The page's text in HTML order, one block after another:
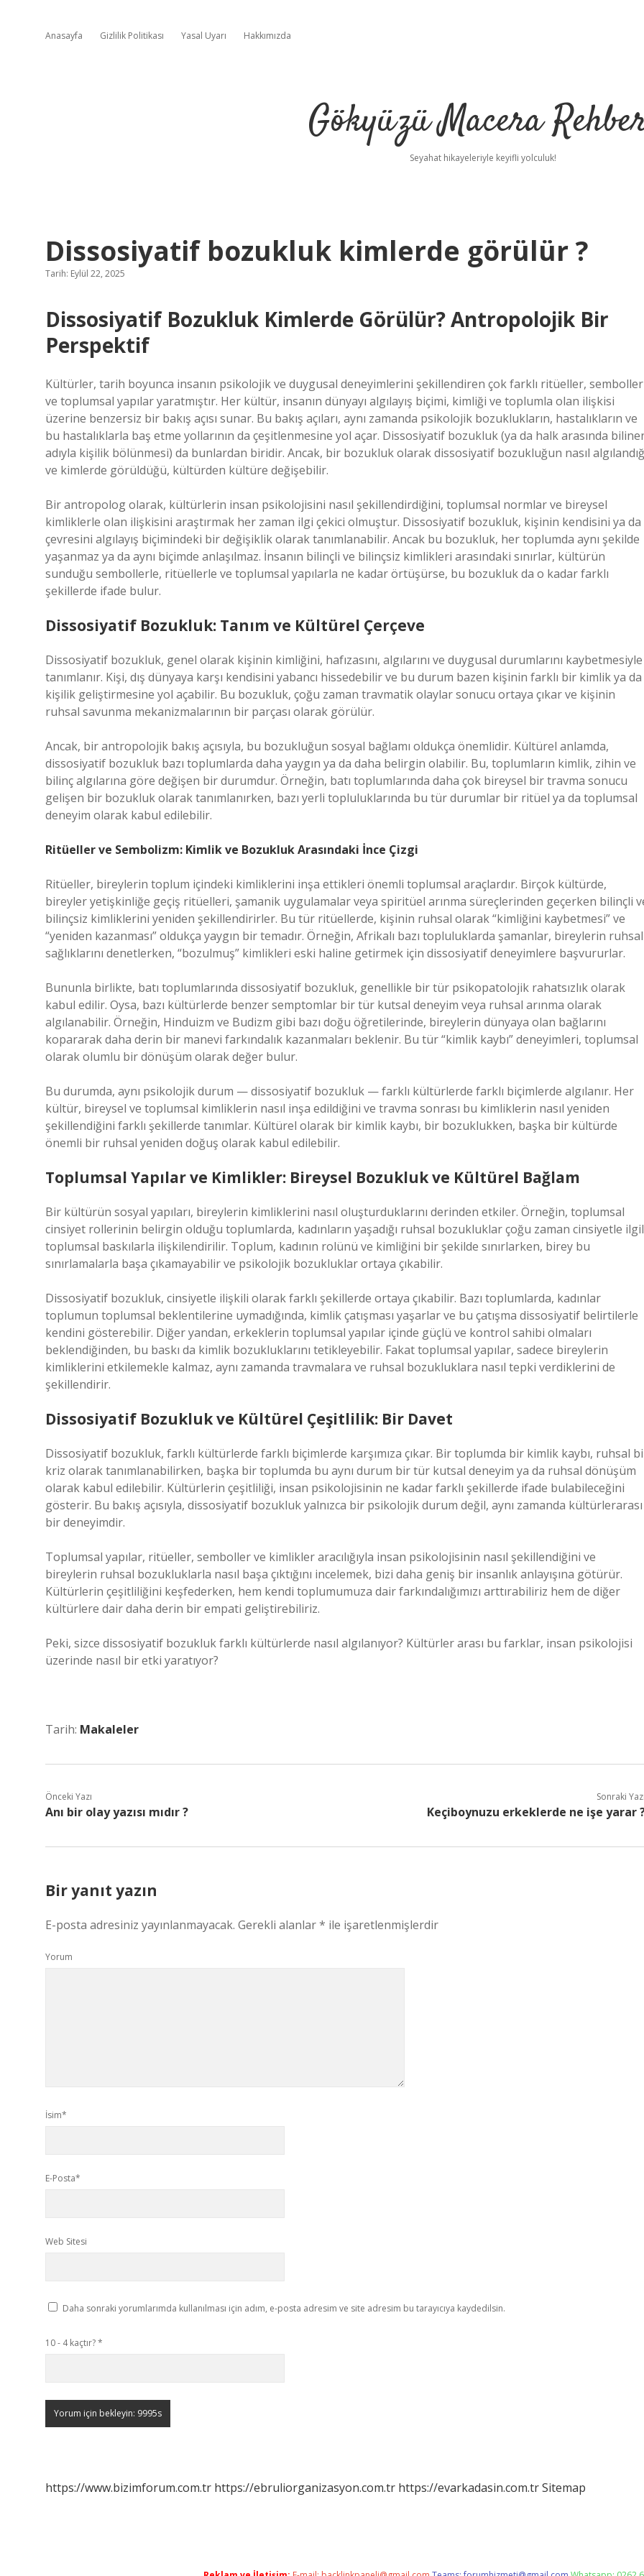
Anasayfa Gizlilik Politikası Yasal Uyarı Hakkımızda
Gökyüzü Macera
Seyahat hikayeleriyle keyifli yolculuk!
Dissosiyatif bozukluk kimlerde görülür ?
Tarih: Eylül 22, 2025
Dissosiyatif Bozukluk Kimlerde Görülür? Antropolojik Bir
Perspektif
Kültürler, tarih boyunca insanın psikolojik ve duygusal deneyimlerini şekillendiren çok farklı ritüeller, semboller
ve toplumsal yapılar yaratmıştır. Her kültür, insanın dünyayı algılayış biçimi, kimliği ve toplumla olan ilişkisi
üzerine benzersiz bir bakış açısı sunar. Bu bakış açıları, aynı zamanda psikolojik bozuklukların, hastalıkların ve
bu hastalıklarla baş etme yollarının da çeşitlenmesine yol açar. Dissosiyatif bozukluk (ya da halk arasında
adıyla kişilik bölünmesi) da bunlardan biridir. Ancak, bir bozukluk olarak dissosiyatif bozukluğun nasıl
ve kimlerde görüldüğü, kültürden kültüre değişebilir.
Bir antropolog olarak, kültürlerin insan psikolojisini nasıl şekillendirdiğini, toplumsal normlar ve bireysel
kimliklerle olan ilişkisini araştırmak her zaman ilgi çekici olmuştur. Dissosiyatif bozukluk, kişinin kendisini ya da
çevresini algılayış biçimindeki bir değişiklik olarak tanımlanabilir. Ancak bu bozukluk, her toplumda aynı şekilde
yaşanmaz ya da aynı biçimde anlaşılmaz. İnsanın bilinçli ve bilinçsiz kimlikleri arasındaki sınırlar, kültürün
sunduğu sembollerle, ritüellerle ve toplumsal yapılarla ne kadar örtüşürse, bu bozukluk da o kadar farklı
şekillerde ifade bulur.
Dissosiyatif Bozukluk: Tanım ve Kültürel Çerçeve
Dissosiyatif bozukluk, genel olarak kişinin kimliğini, hafızasını, algılarını ve duygusal durumlarını kaybetmesiyle
tanımlanır. Kişi, dış dünyaya karşı kendisini yabancı hissedebilir ve bu durum bazen kişinin farklı bir kimlik ya da
kişilik geliştirmesine yol açabilir. Bu bozukluk, çoğu zaman travmatik olaylar sonucu ortaya çıkar ve kişinin
ruhsal savunma mekanizmalarının bir parçası olarak görülür.
Ancak, bir antropolojik bakış açısıyla, bu bozukluğun sosyal bağlamı oldukça önemlidir. Kültürel anlamda,
dissosiyatif bozukluk bazı toplumlarda daha yaygın ya da daha belirgin olabilir. Bu, toplumların kimlik, zihin ve
bilinç algılarına göre değişen bir durumdur. Örneğin, batı toplumlarında daha çok bireysel bir travma sonucu
gelişen bir bozukluk olarak tanımlanırken, bazı yerli topluluklarında bu tür durumlar bir ritüel ya da toplumsal
deneyim olarak kabul edilebilir.
Ritüeller ve Sembolizm: Kimlik ve Bozukluk Arasındaki İnce Çizgi
Ritüeller, bireylerin toplum içindeki kimliklerini inşa ettikleri önemli toplumsal araçlardır. Birçok kültürde,
bireyler yetişkinliğe geçiş ritüelleri, şamanik uygulamalar veya spiritüel arınma süreçlerinden geçerken bilinçli
bilinçsiz kimliklerini yeniden şekillendirirler. Bu tür ritüellerde, kişinin ruhsal olarak “kimliğini kaybetmesi” ve
“yeniden kazanması” oldukça yaygın bir temadır. Örneğin, Afrikalı bazı topluluklarda şamanlar, bireylerin ruhsal
sağlıklarını denetlerken, “bozulmuş” kimlikleri eski haline getirmek için dissosiyatif deneyimlere başvururlar.
Bununla birlikte, batı toplumlarında dissosiyatif bozukluk, genellikle bir tür psikopatolojik rahatsızlık olarak
kabul edilir. Oysa, bazı kültürlerde benzer semptomlar bir tür kutsal deneyim veya ruhsal arınma olarak
algılanabilir. Örneğin, Hinduizm ve Budizm gibi bazı doğu öğretilerinde, bireylerin dünyaya olan bağlarını
kopararak daha derin bir manevi farkındalık kazanmaları beklenir. Bu tür “kimlik kaybı” deneyimleri, toplumsal
olarak olumlu bir dönüşüm olarak değer bulur.
Bu durumda, aynı psikolojik durum — dissosiyatif bozukluk — farklı kültürlerde farklı biçimlerde algılanır. Her
kültür, bireysel ve toplumsal kimliklerin nasıl inşa edildiğini ve travma sonrası bu kimliklerin nasıl yeniden
şekillendiğini farklı şekillerde tanımlar. Kültürel olarak bir kimlik kaybı, bir bozuklukken, başka bir kültürde
önemli bir ruhsal yeniden doğuş olarak kabul edilebilir.
Toplumsal Yapılar ve Kimlikler: Bireysel Bozukluk ve Kültürel Bağlam
Bir kültürün sosyal yapıları, bireylerin kimliklerini nasıl oluşturduklarını derinden etkiler. Örneğin, toplumsal
cinsiyet rollerinin belirgin olduğu toplumlarda, kadınların yaşadığı ruhsal bozukluklar çoğu zaman cinsiyetle
toplumsal baskılarla ilişkilendirilir. Toplum, kadının rolünü ve kimliğini bir şekilde sınırlarken, birey bu
sınırlamalarla başa çıkamayabilir ve psikolojik bozukluklar ortaya çıkabilir.
Dissosiyatif bozukluk, cinsiyetle ilişkili olarak farklı şekillerde ortaya çıkabilir. Bazı toplumlarda, kadınlar
toplumun toplumsal beklentilerine uymadığında, kimlik çatışması yaşarlar ve bu çatışma dissosiyatif belirtilerle
kendini gösterebilir. Diğer yandan, erkeklerin toplumsal yapılar içinde güçlü ve kontrol sahibi olmaları
beklendiğinden, bu baskı da kimlik bozukluklarını tetikleyebilir. Fakat toplumsal yapılar, sadece bireylerin
kimliklerini etkilemekle kalmaz, aynı zamanda travmalara ve ruhsal bozukluklara nasıl tepki verdiklerini de
şekillendirir.
Dissosiyatif Bozukluk ve Kültürel Çeşitlilik: Bir Davet
Dissosiyatif bozukluk, farklı kültürlerde farklı biçimlerde karşımıza çıkar. Bir toplumda bir kimlik kaybı, ruhsal
kriz olarak tanımlanabilirken, başka bir toplumda bu aynı durum bir tür kutsal deneyim ya da ruhsal dönüşüm
olarak kabul edilebilir. Kültürlerin çeşitliliği, insan psikolojisinin ne kadar farklı şekillerde ifade bulabileceğini
gösterir. Bu bakış açısıyla, dissosiyatif bozukluk yalnızca bir psikolojik durum değil, aynı zamanda kültürlerarası
bir deneyimdir.
Toplumsal yapılar, ritüeller, semboller ve kimlikler aracılığıyla insan psikolojisinin nasıl şekillendiğini ve
bireylerin ruhsal bozukluklarla nasıl başa çıktığını incelemek, bizi daha geniş bir insanlık anlayışına götürür.
Kültürlerin çeşitliliğini keşfederken, hem kendi toplumumuza dair farkındalığımızı arttırabiliriz hem de diğer
kültürlere dair daha derin bir empati geliştirebiliriz.
Peki, sizce dissosiyatif bozukluk farklı kültürlerde nasıl algılanıyor? Kültürler arası bu farklar, insan psikolojisi
üzerinde nasıl bir etki yaratıyor?
Tarih: Makaleler
Önceki Yazı
Anı bir olay yazısı mıdır ?
Sonraki
Keçiboynuzu erkeklerde ne işe yarar
Bir yanıt yazın
E-posta adresiniz yayınlanmayacak. Gerekli alanlar* ile işaretlenmişlerdir
Yorum
İsim*
E-Posta*
Web Sitesi
Daha sonraki yorumlarımda kullanılması için adım, e-posta adresim ve site adresim bu tarayıcıya kaydedilsin.
10 - 4 kaçtır?*
https://www.bizimforum.com.tr https://ebruliorganizasyon.com.tr https://evarkadasin.com.trSitemap